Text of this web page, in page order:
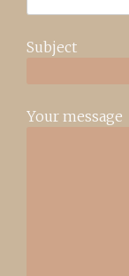
Subject
Your message